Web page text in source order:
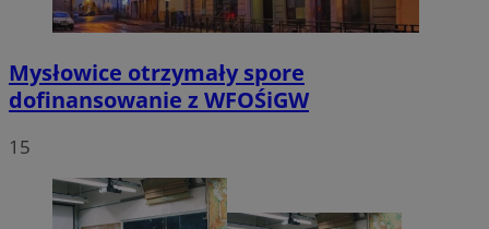
Mysłowice otrzymały spore
dofinansowanie z WFOŚiGW
15